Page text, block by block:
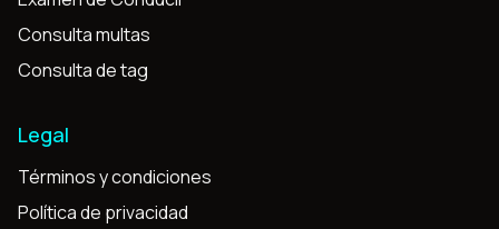
Consulta multas
Consulta de tag
Legal
Términos y condiciones
Política de privacidad